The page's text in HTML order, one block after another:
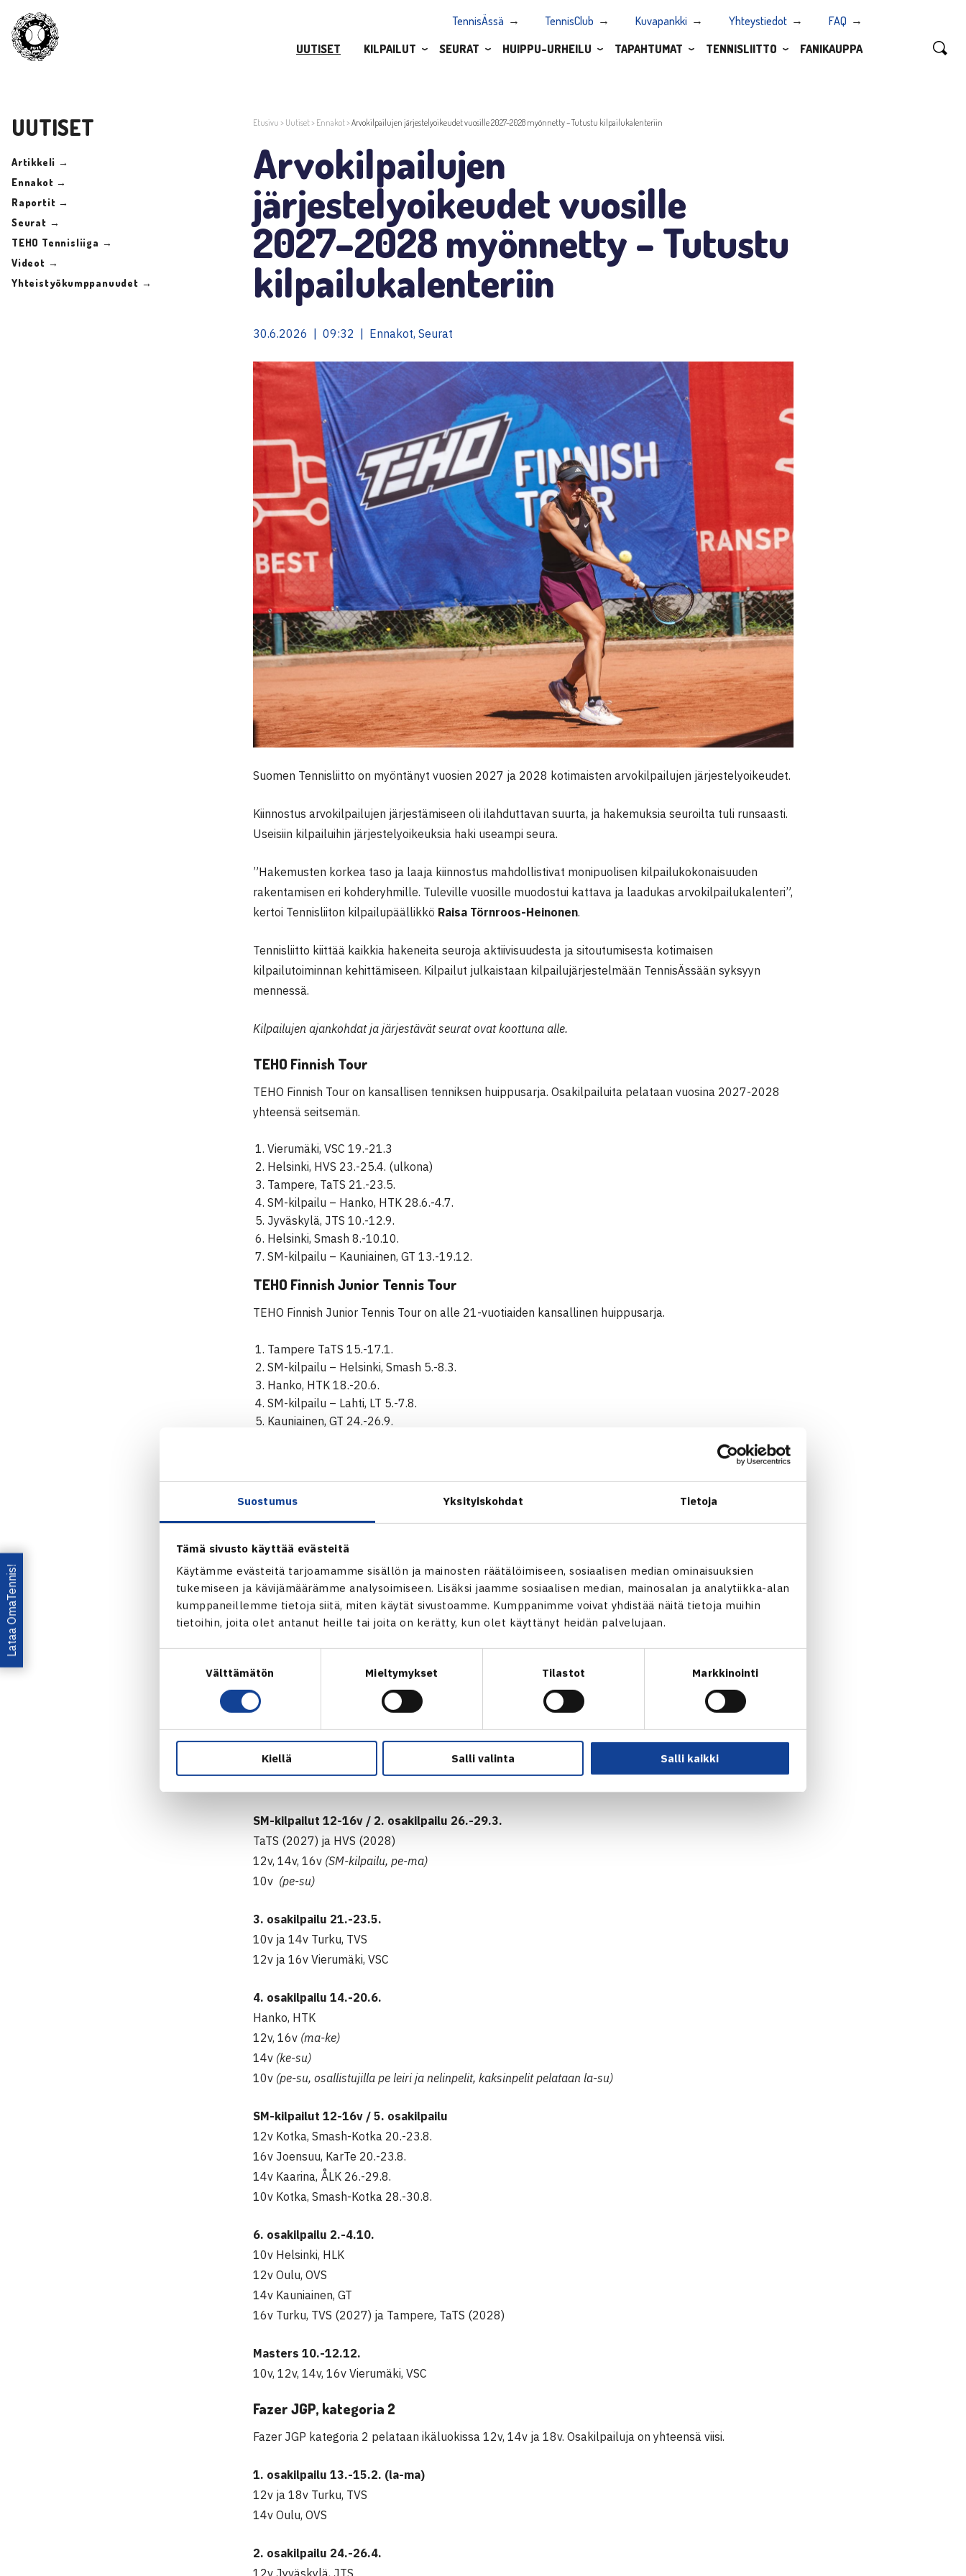
Suostumus Yksityiskohdat Tietoja
Tämä sivusto käyttää evästeitä
Käytämme evästeitä tarjoamamme sisällön ja mainosten räätälöimiseen, sosiaalisen median ominaisuuksien
tukemiseen ja kävijämäärämme analysoimiseen. Lisäksi jaamme sosiaalisen median, mainosalan ja analytiikka-alan
kumppaneillemme tietoja siitä, miten käytät sivustoamme. Kumppanimme voivat yhdistää näitä tietoja muihin
tietoihin, joita olet antanut heille tai joita on kerätty, kun olet käyttänyt heidän palvelujaan.
Välttämätön Mieltymykset Tilastot Markkinointi
Kiellä Salli valinta Salli kaikki
TennisÄssä TennisClub Kuvapankki Yhteystiedot
FAQ
UUTISET
KILPAILUT SEURAT HUIPPU-URHEILU TAPAHTUMAT TENNISLIITTO FANIKAUPPA
UUTISET
Artikkeli →
Ennakot →
Raportit →
Seurat →
TEHO Tennisliiga →
Videot →
Yhteistyökumppanuudet →
Etusivu > Uutiset> Ennakot>Arvokilpailujen järjestelyoikeudet vuosille 2027–2028 myönnetty – Tutustu kilpailukalenteriin
Arvokilpailujen
järjestelyoikeudet vuosille
2027–2028 myönnetty – Tutustu
kilpailukalenteriin
30.6.2026 | 09:32 | Ennakot, Seurat
Suomen Tennisliitto on myöntänyt vuosien 2027 ja 2028 kotimaisten arvokilpailujen järjestelyoikeudet.
Kiinnostus arvokilpailujen järjestämiseen oli ilahduttavan suurta, ja hakemuksia seuroilta tuli runsaasti.
Useisiin kilpailuihin järjestelyoikeuksia haki useampi seura.
”Hakemusten korkea taso ja laaja kiinnostus mahdollistivat monipuolisen kilpailukokonaisuuden
rakentamisen eri kohderyhmille. Tuleville vuosille muodostui kattava ja laadukas arvokilpailukalenteri”,
kertoi Tennisliiton kilpailupäällikkö Raisa Törnroos-Heinonen.
Tennisliitto kiittää kaikkia hakeneita seuroja aktiivisuudesta ja sitoutumisesta kotimaisen
kilpailutoiminnan kehittämiseen. Kilpailut julkaistaan kilpailujärjestelmään TennisÄssään syksyyn
mennessä.
Kilpailujen ajankohdat ja järjestävät seurat ovat koottuna alle.
TEHO Finnish Tour
TEHO Finnish Tour on kansallisen tenniksen huippusarja. Osakilpailuita pelataan vuosina 2027-2028
yhteensä seitsemän.
Vierumäki, VSC 19.-21.3
Helsinki, HVS 23.-25.4. (ulkona)
Tampere, TaTS 21.-23.5.
SM-kilpailu – Hanko, HTK 28.6.-4.7.
Jyväskylä, JTS 10.-12.9.
Helsinki, Smash 8.-10.10.
SM-kilpailu – Kauniainen, GT 13.-19.12.
TEHO Finnish Junior Tennis Tour
TEHO Finnish Junior Tennis Tour on alle 21-vuotiaiden kansallinen huippusarja.
Tampere TaTS 15.-17.1.
SM-kilpailu – Helsinki, Smash 5.-8.3.
Hanko, HTK 18.-20.6.
SM-kilpailu – Lahti, LT 5.-7.8.
Kauniainen, GT 24.-26.9.
Hanko, HTK 12.-15.8.
Fazer JGP
1. osakilpailu 9.-11.1.
12v Hanko,HTK
14v Helsinki,
SM-kilpailut 12-16v / 2. osakilpailu 26.-29.3.
TaTS (2027) ja HVS (2028)
12v, 14v, 16v (SM-kilpailu, pe-ma)
10v (pe-su)
3. osakilpailu 21.-23.5.
10v ja 14v Turku, TVS
12v ja 16v Vierumäki, VSC
4. osakilpailu 14.-20.6.
Hanko, HTK
12v, 16v (ma-ke)
14v (ke-su)
10v (pe-su, osallistujilla pe leiri ja nelinpelit, kaksinpelit pelataan la-su)
SM-kilpailut 12-16v / 5. osakilpailu
12v Kotka, Smash-Kotka 20.-23.8.
16v Joensuu, KarTe 20.-23.8.
14v Kaarina, ÅLK 26.-29.8.
10v Kotka, Smash-Kotka 28.-30.8.
6. osakilpailu 2.-4.10.
10v Helsinki, HLK
12v Oulu, OVS
14v Kauniainen, GT
16v Turku, TVS (2027) ja Tampere, TaTS (2028)
Masters 10.-12.12.
10v, 12v, 14v, 16v Vierumäki, VSC
Fazer JGP, kategoria 2
Fazer JGP kategoria 2 pelataan ikäluokissa 12v, 14v ja 18v. Osakilpailuja on yhteensä viisi.
1. osakilpailu 13.-15.2. (la-ma)
12v ja 18v Turku, TVS
14v Oulu, OVS
2. osakilpailu 24.-26.4.
12v Jyväskylä, JTS
Lataa OmaTennis!